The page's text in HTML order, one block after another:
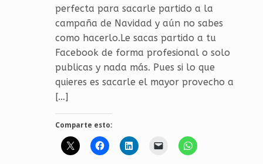
perfecta para sacarle partido a la
campaña de Navidad y aún no sabes
como hacerlo.Le sacas partido a tu
Facebook de forma profesional o solo
publicas y nada más. Pues si lo que
quieres es sacarle el mayor provecho a
[…]
Comparte esto: